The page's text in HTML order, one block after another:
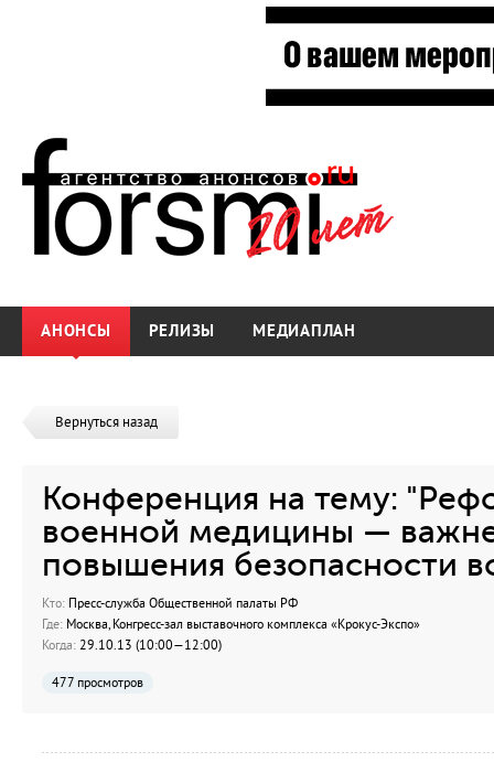
АНОНСЫ РЕЛИЗЫ МЕДИАПЛАН
Вернуться назад
Конференция на тему:
военной медицины —
повышения безопасности
Кто: Пресс-служба Общественной палаты РФ
Где: Москва, Конгресс-зал выставочного комплекса «Крокус-Экспо»
Когда: 29.10.13 (10:00—12:00)
477 просмотров